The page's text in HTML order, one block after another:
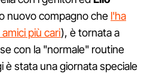
nuovo compagno che l'ha
più cari), è tornata a
con la "normale" routine
è stata una giornata speciale